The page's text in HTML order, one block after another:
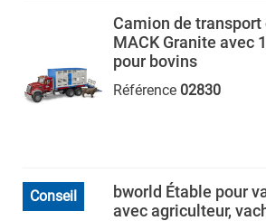
Camion de
MACK Granite avec
pour bovins
Référence 02830
Conseil
bworld Étable pour
avec agriculteur,